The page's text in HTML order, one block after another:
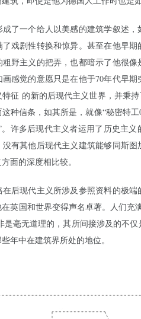
了一个给人以美感的建筑学叙述
戏剧性转换和惊异。甚至在他早
野主义的把弄，也都暗示了他很像
感觉的意愿只是在他于70年代早
征 的新的后现代主义世界，并秉
种信条，如其所是，就像“秘密特
。许多后现代主义者运用了历史主
有其他后现代主义建筑能够同斯
面的深度相比较。
后现代主义所涉及参照资料的极
英国和世界变得声名卓著。人们充
是毫无道理的，其所间接涉及的不
年中在建筑界所处的地位。